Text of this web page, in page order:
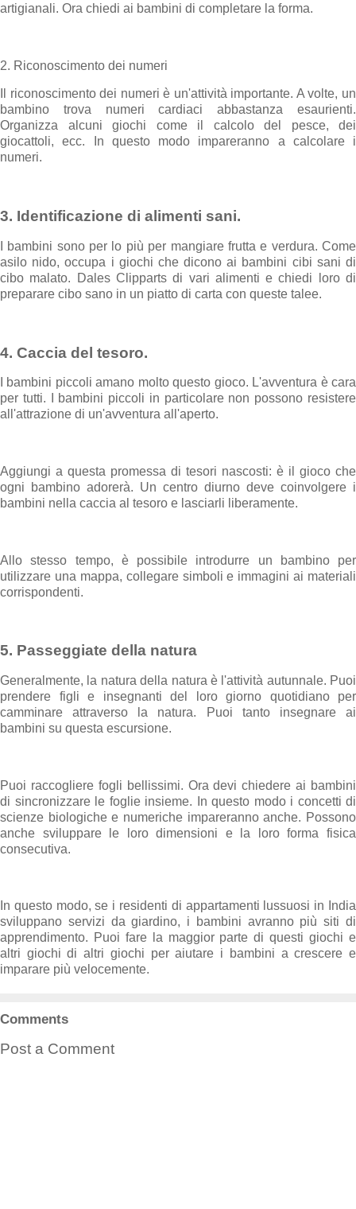
artigianali. Ora chiedi ai bambini di completare la forma.
2. Riconoscimento dei numeri
Il riconoscimento dei numeri è un'attività importante. A volte, un
bambino trova numeri cardiaci abbastanza esaurienti.
Organizza alcuni giochi come il calcolo del pesce, dei
giocattoli, ecc. In questo modo impareranno a calcolare i
numeri.
3. Identificazione di alimenti sani.
I bambini sono per lo più per mangiare frutta e verdura. Come
asilo nido, occupa i giochi che dicono ai bambini cibi sani di
cibo malato. Dales Clipparts di vari alimenti e chiedi loro di
preparare cibo sano in un piatto di carta con queste talee.
4. Caccia del tesoro.
I bambini piccoli amano molto questo gioco. L'avventura è cara
per tutti. I bambini piccoli in particolare non possono resistere
all'attrazione di un'avventura all'aperto.
Aggiungi a questa promessa di tesori nascosti: è il gioco che
ogni bambino adorerà. Un centro diurno deve coinvolgere i
bambini nella caccia al tesoro e lasciarli liberamente.
Allo stesso tempo, è possibile introdurre un bambino per
utilizzare una mappa, collegare simboli e immagini ai materiali
corrispondenti.
5. Passeggiate della natura
Generalmente, la natura della natura è l'attività autunnale. Puoi
prendere figli e insegnanti del loro giorno quotidiano per
camminare attraverso la natura. Puoi tanto insegnare ai
bambini su questa escursione.
Puoi raccogliere fogli bellissimi. Ora devi chiedere ai bambini
di sincronizzare le foglie insieme. In questo modo i concetti di
scienze biologiche e numeriche impareranno anche. Possono
anche sviluppare le loro dimensioni e la loro forma fisica
consecutiva.
In questo modo, se i residenti di appartamenti lussuosi in India
sviluppano servizi da giardino, i bambini avranno più siti di
apprendimento. Puoi fare la maggior parte di questi giochi e
altri giochi di altri giochi per aiutare i bambini a crescere e
imparare più velocemente.
Comments
Post a Comment